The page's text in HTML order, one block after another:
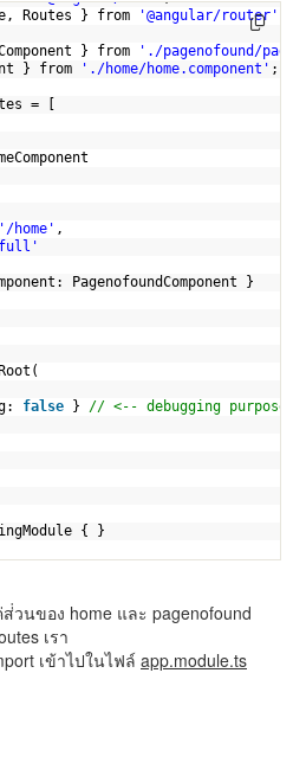
Routes } from
'@angular/router'
} from
'./pagenofound/
} from
'./home/home.component' ;
= [
'/home' ,
PagenofoundComponent }
false } // <-- debugging
{ }
วนของ home และ pagenofound
เรา
เข้าไปในไฟล์ app.module.ts